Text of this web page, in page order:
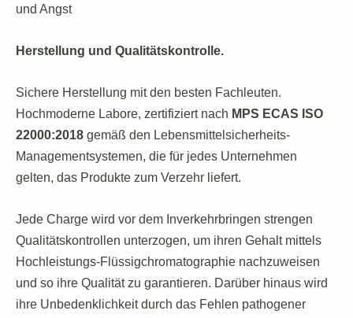
und Angst
Herstellung und Qualitätskontrolle.
Sichere Herstellung mit den besten Fachleuten.
Hochmoderne Labore, zertifiziert nach MPS ECAS ISO
22000:2018 gemäß den Lebensmittelsicherheits-
Managementsystemen, die für jedes Unternehmen
gelten, das Produkte zum Verzehr liefert.
Jede Charge wird vor dem Inverkehrbringen strengen
Qualitätskontrollen unterzogen, um ihren Gehalt mittels
Hochleistungs-Flüssigchromatographie nachzuweisen
und so ihre Qualität zu garantieren. Darüber hinaus wird
ihre Unbedenklichkeit durch das Fehlen pathogener